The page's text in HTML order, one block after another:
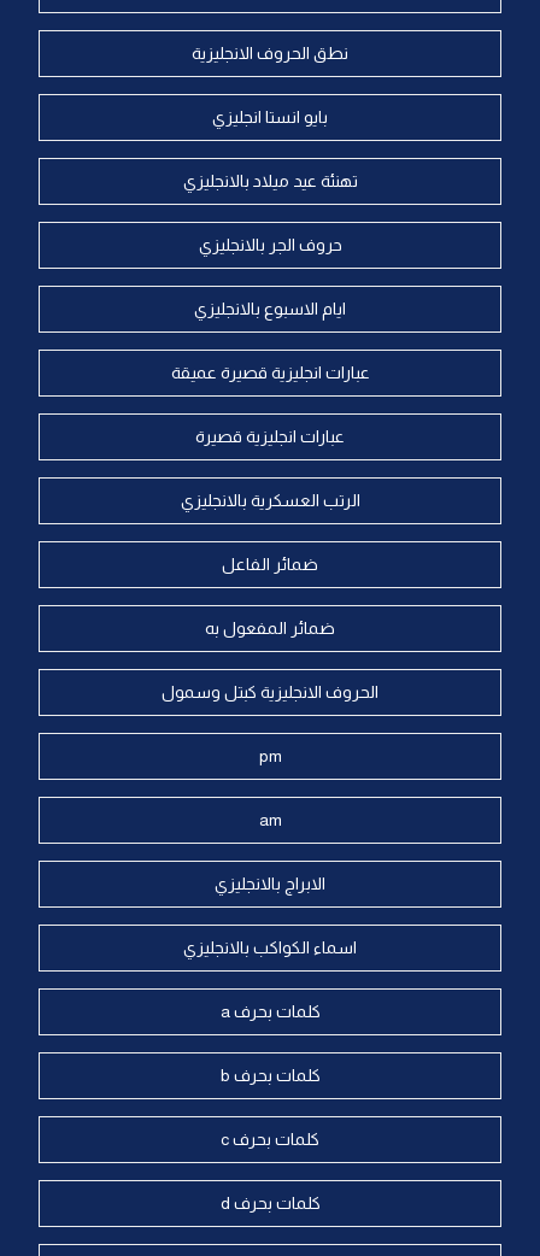
نطق الحروف الانجليزية
بايو انستا انجليزي
تهنئة عيد ميلاد بالانجليزي
حروف الجر بالانجليزي
ايام الاسبوع بالانجليزي
عبارات انجليزية قصيرة عميقة
عبارات انجليزية قصيرة
الرتب العسكرية بالانجليزي
ضمائر الفاعل
ضمائر المفعول به
الحروف الانجليزية كبتل وسمول
pm
am
الابراج بالانجليزي
اسماء الكواكب بالانجليزي
كلمات بحرف a
كلمات بحرف b
كلمات بحرف c
كلمات بحرف d